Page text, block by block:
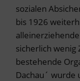
sozialen
bis 1926
sicherlich wenig
bestehende
Dachau´ wurde